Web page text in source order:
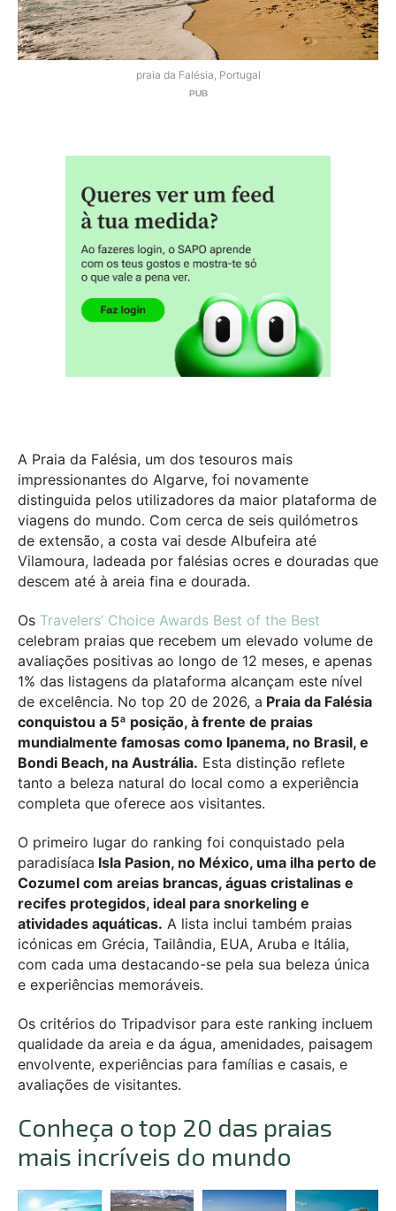
praia da Falésia, Portugal
A Praia da Falésia, um dos tesouros mais
impressionantes do Algarve, foi novamente
distinguida pelos utilizadores da maior plataforma de
viagens do mundo. Com cerca de seis quilómetros
de extensão, a costa vai desde Albufeira até
Vilamoura, ladeada por falésias ocres e douradas que
descem até à areia fina e dourada.
Os Travelers’ Choice Awards Best of the Best
celebram praias que recebem um elevado volume de
avaliações positivas ao longo de 12 meses, e apenas
1% das listagens da plataforma alcançam este nível
de excelência. No top 20 de 2026, a Praia da Falésia
conquistou a 5ª posição, à frente de praias
mundialmente famosas como Ipanema, no Brasil, e
Bondi Beach, na Austrália. Esta distinção reflete
tanto a beleza natural do local como a experiência
completa que oferece aos visitantes.
O primeiro lugar do ranking foi conquistado pela
paradisíaca Isla Pasion, no México, uma ilha perto de
Cozumel com areias brancas, águas cristalinas e
recifes protegidos, ideal para snorkeling e
atividades aquáticas. A lista inclui também praias
icónicas em Grécia, Tailândia, EUA, Aruba e Itália,
com cada uma destacando-se pela sua beleza única
e experiências memoráveis.
Os critérios do Tripadvisor para este ranking incluem
qualidade da areia e da água, amenidades, paisagem
envolvente, experiências para famílias e casais, e
avaliações de visitantes.
Conheça o top 20 das praias
mais incríveis do mundo